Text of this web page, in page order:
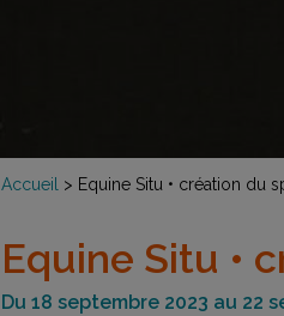
Accueil > Equine Situ • création du
Equine Situ •
Du 18 septembre 2023 au 22